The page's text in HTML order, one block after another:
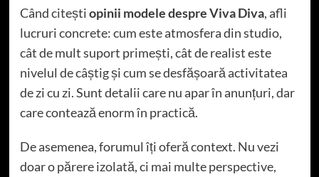
Când citeștiopinii modele despre Viva Diva, afli
lucruri concrete: cum este atmosfera din studio,
cât de mult suport primești, cât de realist este
nivelul de câștig și cum se desfășoară activitatea
de zi cu zi. Sunt detalii care nu apar în anunțuri, dar
care contează enorm în practică.
De asemenea, forumul îți oferă context. Nu vezi
doar o părere izolată, ci mai multe perspective,